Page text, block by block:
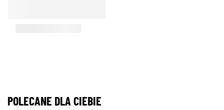
POLECANE DLA CIEBIE